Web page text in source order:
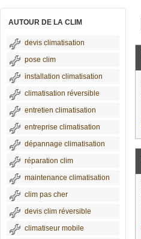
AUTOUR DE LA CLIM
devis climatisation
pose clim
installation climatisation
climatisation réversible
entretien climatisation
entreprise climatisation
dépannage climatisation
réparation clim
maintenance climatisation
clim pas cher
devis clim réversible
climatiseur mobile